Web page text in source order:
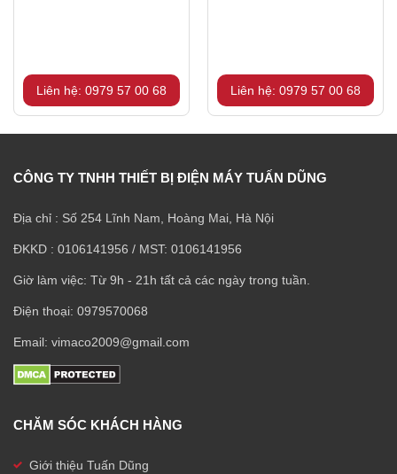
Liên hệ: 0979 57 00 68 Liên hệ: 0979 57 00 68
CÔNG TY TNHH THIẾT BỊ ĐIỆN MÁY TUẤN DŨNG
Địa chỉ : Số 254 Lĩnh Nam, Hoàng Mai, Hà Nội
ĐKKD : 0106141956 / MST: 0106141956
Giờ làm việc: Từ 9h - 21h tất cả các ngày trong tuần.
Điện thoại: 0979570068
Email: vimaco2009@gmail.com
CHĂM SÓC KHÁCH HÀNG
Giới thiệu Tuấn Dũng